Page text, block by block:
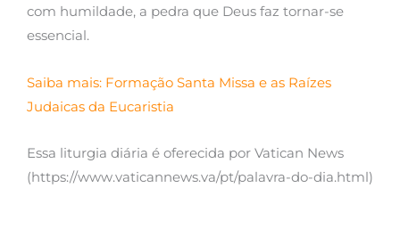
com humildade, a pedra que Deus faz tornar-se
essencial.
Saiba mais: Formação Santa Missa e as Raízes
Judaicas da Eucaristia
Essa liturgia diária é oferecida por Vatican News
(https://www.vaticannews.va/pt/palavra-do-dia.html)